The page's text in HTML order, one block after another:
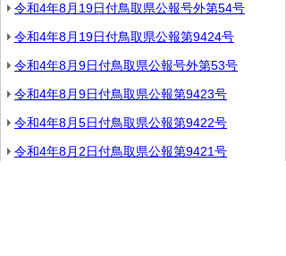
令和4年8月19日付鳥取県公報号外第54号
令和4年8月19日付鳥取県公報第9424号
令和4年8月9日付鳥取県公報号外第53号
令和4年8月9日付鳥取県公報第9423号
令和4年8月5日付鳥取県公報第9422号
令和4年8月2日付鳥取県公報第9421号